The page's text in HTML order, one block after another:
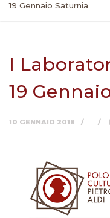
19 Gennaio Saturnia
I
19
10 GENNAIO 2018